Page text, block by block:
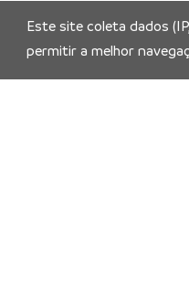
Este site coleta dados
permitir a melhor